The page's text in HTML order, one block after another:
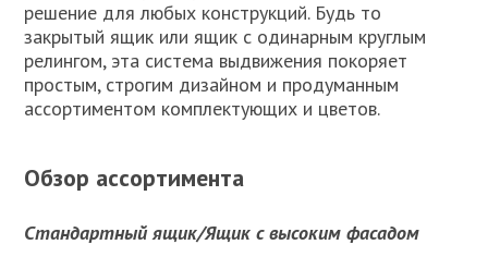
решение для любых конструкций. Будь то
закрытый ящик или ящик с одинарным круглым
релингом, эта система выдвижения покоряет
простым, строгим дизайном и продуманным
ассортиментом комплектующих и цветов.
Обзор ассортимента
Стандартный ящик/Ящик с высоким фасадом